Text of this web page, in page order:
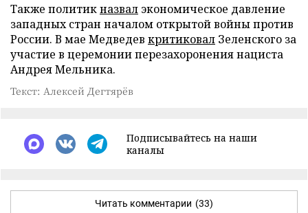
Также политикназвал экономическое давление
западных стран началом открытой войны против
России. В мае Медведев критиковал Зеленского за
участие в церемонии перезахоронения нациста
Андрея Мельника.
Текст: Алексей Дегтярёв
Подписывайтесь на наши
каналы
Читать комментарии (33)